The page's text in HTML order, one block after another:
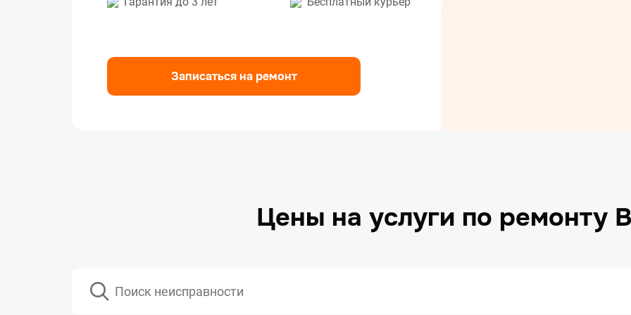
Ремонт электрических плит
Записаться на ремонт
Цены на услуги по ремонту